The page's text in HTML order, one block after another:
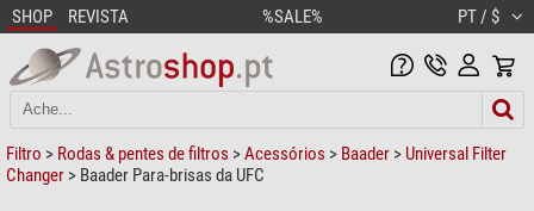
SHOP REVISTA %SALE% PT / $
Filtro > Rodas & pentes de filtros >Acessórios > Baader > Universal Filter
Changer > Baader Para-brisas da UFC